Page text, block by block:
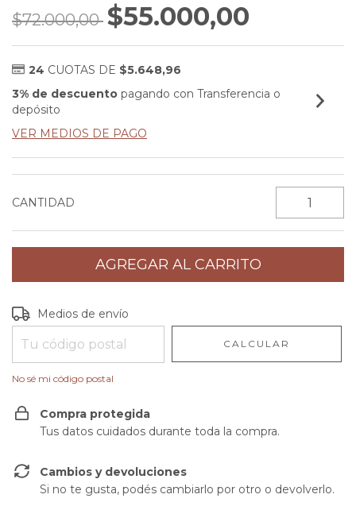
$72.000,00 $55.000,00
24 CUOTAS DE $5.648,96
3% de descuento pagando con Transferencia o
depósito
VER MEDIOS DE PAGO
CANTIDAD
Entregas para el CP:
Medios de envío
CALCULAR
No sé mi código postal
Compra protegida
Tus datos cuidados durante toda la compra.
Cambios y devoluciones
Si no te gusta, podés cambiarlo por otro o devolverlo.